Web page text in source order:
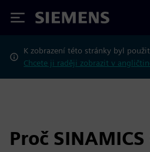
Siemens
K zobrazení této stránky byl
Chcete ji raději zobrazit v
Proč